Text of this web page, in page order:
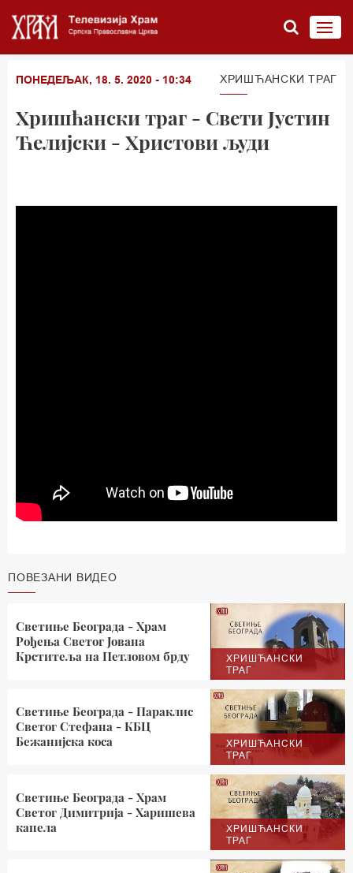
ПОНЕДЕЉАК, 18. 5. 2020 - 10:34 ХРИШЋАНСКИ ТРАГ
Хришћански траг - Свeти Јустин
Ћелијски - Христови људи
ПОВЕЗАНИ ВИДЕО
ХРИШЋАНСКИ
ТРАГ
Светиње Београда - Храм
Рођења Светог Јована
Крститеља на Петловом брду
ХРИШЋАНСКИ
ТРАГ
Светиње Београда - Параклис
Светог Стефана - КБЦ
Бежанијска коса
ХРИШЋАНСКИ
ТРАГ
Светиње Београда - Храм
Светог Димитрија - Харишева
капела